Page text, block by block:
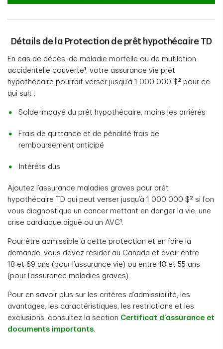
Détails de la Protection de prêt hypothécaire TD
En cas de décès, de maladie mortelle ou de mutilation
accidentelle couverte1
, votre assurance vie prêt
hypothécaire pourrait verser jusqu’à 1 000 000 $ 2 pour ce
qui suit :
Solde impayé du prêt hypothécaire, moins les arriérés
Frais de quittance et de pénalité frais de
remboursement anticipé
Intérêts dus
Ajoutez l’assurance maladies graves pour prêt
hypothécaire TD qui peut verser jusqu’à 1 000 000 $ 2 si l’on
vous diagnostique un cancer mettant en danger la vie, une
crise cardiaque aiguë ou un AVC1
Pour être admissible à cette protection et en faire la
demande, vous devez résider au Canada et avoir entre
18 et 69 ans (pour l’assurance vie) ou entre 18 et 55 ans
(pour l’assurance maladies graves).
Pour en savoir plus sur les critères d’admissibilité, les
avantages, les caractéristiques, les restrictions et les
exclusions, consultez la section Certificat d’assurance et
documents importants